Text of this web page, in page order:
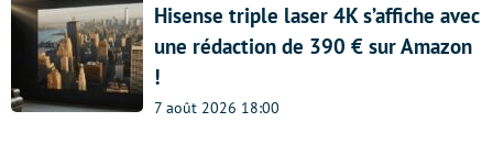
Hisense triple laser 4K s’affiche avec
une rédaction de 390 € sur Amazon
!
7 août 2026 18:00